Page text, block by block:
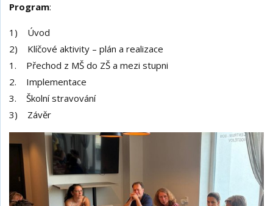
Program:
1) Úvod
2) Klíčové aktivity – plán a realizace
1. Přechod z MŠ do ZŠ a mezi stupni
2. Implementace
3. Školní stravování
3) Závěr